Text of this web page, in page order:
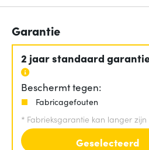
Garantie
2 jaar standaard
Beschermt tegen:
Fabricagefouten
* Fabrieksgarantie kan langer
Geselecteerd